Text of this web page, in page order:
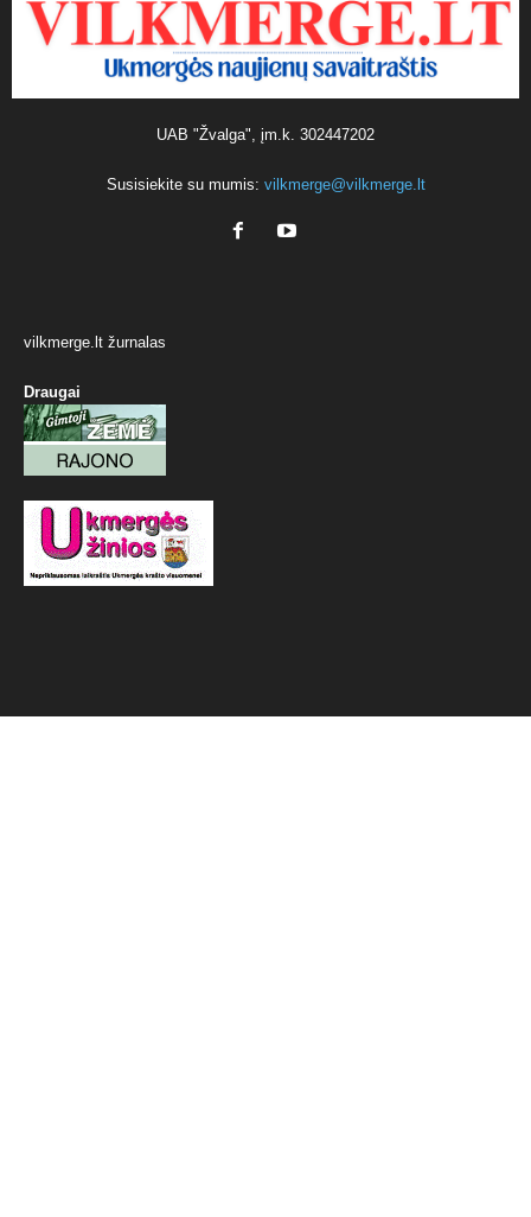
UAB "Žvalga", įm.k. 302447202
Susisiekite su mumis: vilkmerge@vilkmerge.lt
vilkmerge.lt žurnalas
Draugai